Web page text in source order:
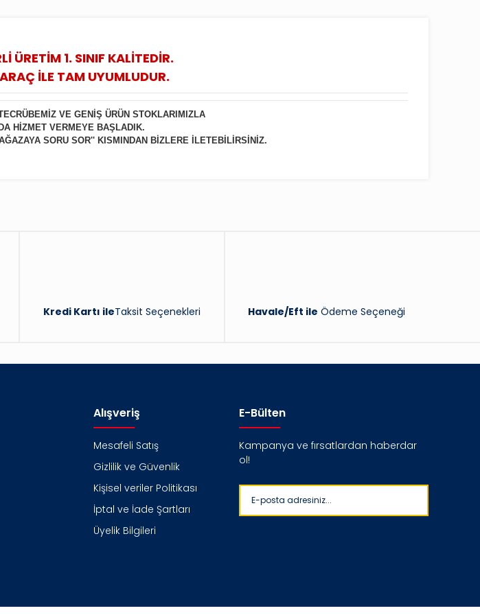
ÜRETİM 1. SINIF KALİTEDİR.
İLE TAM UYUMLUDUR.
VE GENİŞ ÜRÜN STOKLARIMIZLA
HİZMET VERMEYE BAŞLADIK.
SORU SOR'' KISMINDAN BİZLERE İLETEBİLİRSİNİZ.
Kredi Kartı ileTaksit Seçenekleri Havale/Eft ile Ödeme Seçeneği
Alışveriş
Mesafeli Satış
Gizlilik ve Güvenlik
Kişisel veriler Politikası
İptal ve İade Şartları
Üyelik Bilgileri
E-Bülten
Kampanya ve fırsatlardan haberdar
ol!